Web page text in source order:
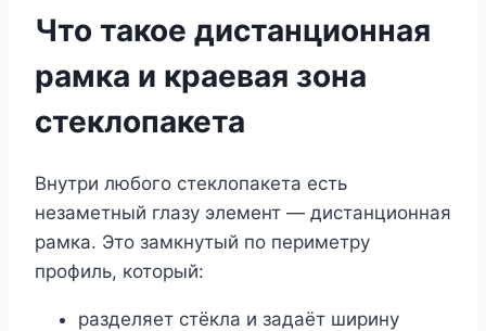
Что такое дистанционная
рамка и краевая зона
стеклопакета
Внутри любого стеклопакета есть
незаметный глазу элемент — дистанционная
рамка. Это замкнутый по периметру
профиль, который:
разделяет стёкла и задаёт ширину